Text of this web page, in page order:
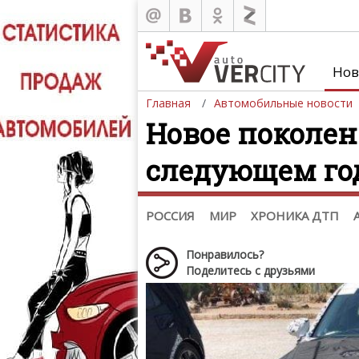
Главная Автомобильные новости
Новое
следующем
РОССИЯ МИР ХРОНИКА ДТП
Новости
Россия,
Украина, Беларусь
Азербайджан
Автобизнес, Мототехника
Шпионские фото
Звездные новости
Тизеры. Рисунки. Скетчи
Понравилось?
Поделитесь с друзьями